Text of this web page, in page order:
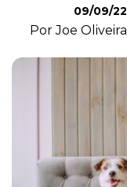
09/09/22
Por Joe Oliveira